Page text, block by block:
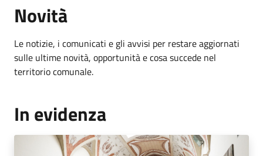
Novità
Le notizie, i comunicati e gli avvisi per restare aggiornati
sulle ultime novità, opportunità e cosa succede nel
territorio comunale.
In evidenza